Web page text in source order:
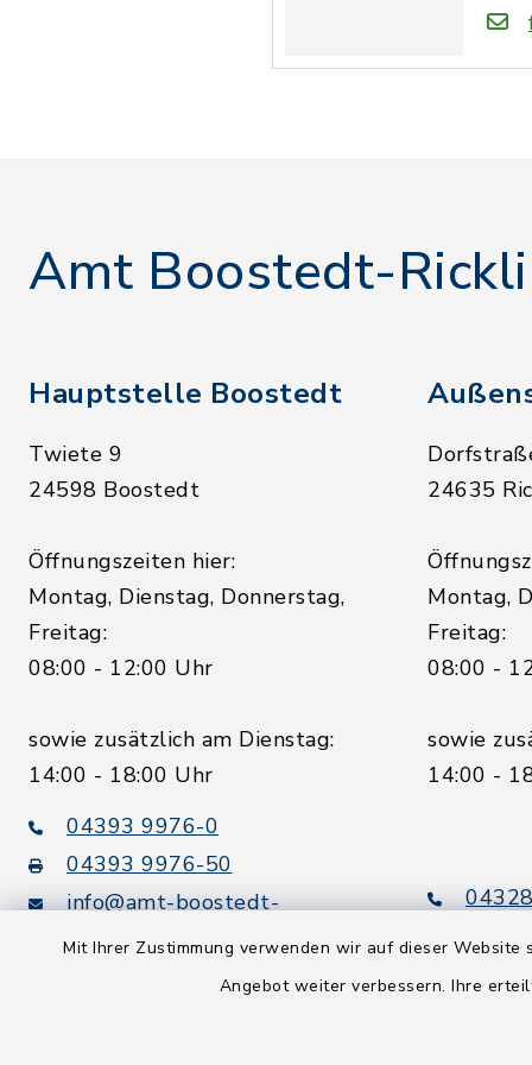
Mit Ihrer Zustimmung verwenden wir auf dieser
Angebot weiter verbessern. Ihre
Amt Boostedt-
Hauptstelle Boostedt
Twiete 9
24598 Boostedt
Öffnungszeiten hier:
Montag, Dienstag, Donnerstag,
Freitag:
08:00 - 12:00 Uhr
sowie zusätzlich am Dienstag:
14:00 - 18:00 Uhr
04393 9976-0
04393 9976-50
info@amt-boostedt-
24635
Montag,
Freitag:
08:00 -
sowie
14:00 -